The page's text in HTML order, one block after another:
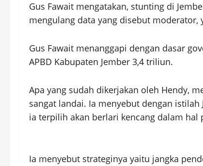
Gus Fawait mengatakan, stunting di
mengulang data yang disebut moderator,
Gus Fawait menanggapi dengan dasar
APBD Kabupaten Jember 3,4 triliun.
Apa yang sudah dikerjakan oleh Hendy,
sangat landai. Ia menyebut dengan
ia terpilih akan berlari kencang dalam hal
Ia menyebut strateginya yaitu jangka